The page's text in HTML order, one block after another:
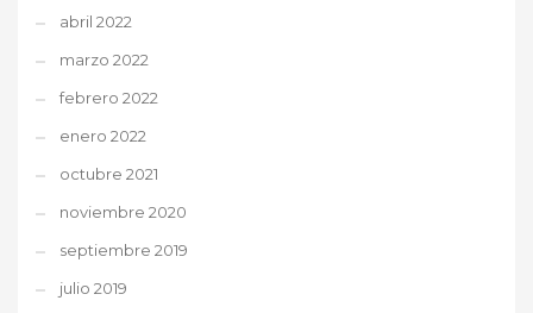
abril 2022
marzo 2022
febrero 2022
enero 2022
octubre 2021
noviembre 2020
septiembre 2019
julio 2019